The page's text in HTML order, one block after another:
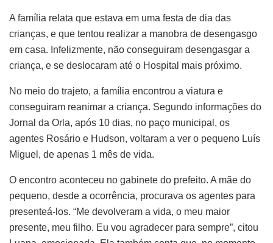
A família relata que estava em uma festa de dia das
crianças, e que tentou realizar a manobra de desengasgo
em casa. Infelizmente, não conseguiram desengasgar a
criança, e se deslocaram até o Hospital mais próximo.
No meio do trajeto, a família encontrou a viatura e
conseguiram reanimar a criança. Segundo informações do
Jornal da Orla, após 10 dias, no paço municipal, os
agentes Rosário e Hudson, voltaram a ver o pequeno Luís
Miguel, de apenas 1 mês de vida.
O encontro aconteceu no gabinete do prefeito. A mãe do
pequeno, desde a ocorrência, procurava os agentes para
presenteá-los. “Me devolveram a vida, o meu maior
presente, meu filho. Eu vou agradecer para sempre”, citou